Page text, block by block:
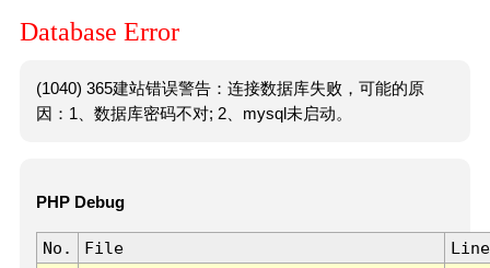
Database Error
(1040) 365建站错误警告：连接数据库失败，可能的原
因：1、数据库密码不对; 2、mysql未启动。
PHP Debug
No. File
Line